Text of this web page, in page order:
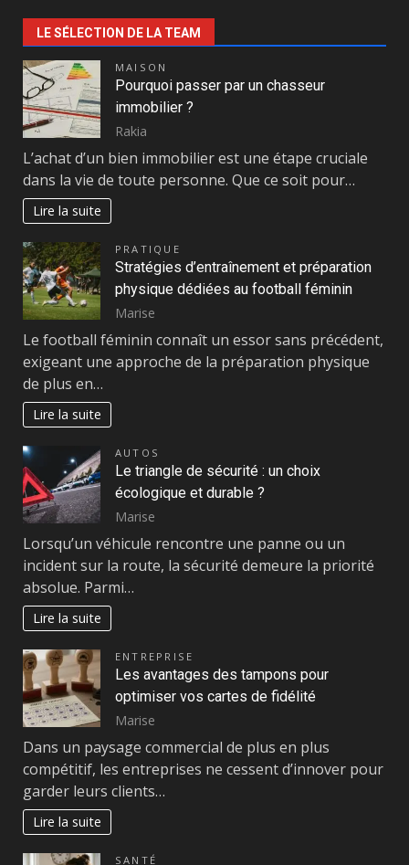
LE SÉLECTION DE LA TEAM
MAISON
Pourquoi passer par un chasseur
immobilier ?
Rakia
L’achat d’un bien immobilier est une étape cruciale
dans la vie de toute personne. Que ce soit pour…
Lire la suite
PRATIQUE
Stratégies d’entraînement et préparation
physique dédiées au football féminin
Marise
Le football féminin connaît un essor sans précédent,
exigeant une approche de la préparation physique
de plus en…
Lire la suite
AUTOS
Le triangle de sécurité : un choix
écologique et durable ?
Marise
Lorsqu’un véhicule rencontre une panne ou un
incident sur la route, la sécurité demeure la priorité
absolue. Parmi…
Lire la suite
ENTREPRISE
Les avantages des tampons pour
optimiser vos cartes de fidélité
Marise
Dans un paysage commercial de plus en plus
compétitif, les entreprises ne cessent d’innover pour
garder leurs clients…
Lire la suite
SANTÉ